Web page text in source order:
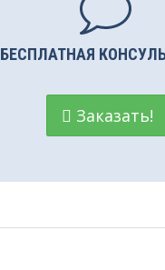
БЕСПЛАТНАЯ
Заказать!